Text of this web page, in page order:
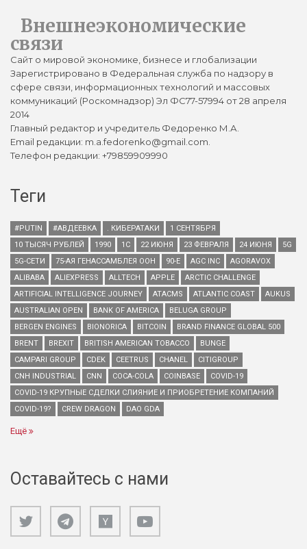
Внешнеэкономические
связи
Сайт о мировой экономике, бизнесе и глобализации
Зарегистрировано в Федеральная служба по надзору в
сфере связи, информационных технологий и массовых
коммуникаций (Роскомнадзор) Эл ФС77-57994 от 28 апреля
2014
Главный редактор и учредитель Федоренко М.А.
Email редакции: m.a.fedorenko@gmail.com.
Телефон редакции: +79859909990
Теги
#PUTIN #АВДЕЕВКА . КИБЕРАТАКИ
1 СЕНТЯБРЯ
10 ТЫСЯЧ РУБЛЕЙ
1990 1С 22 ИЮНЯ 23 ФЕВРАЛЯ 24 ИЮНЯ
5G
5G-СЕТИ
75-АЯ ГЕНАССАМБЛЕЯ ООН 90-Е AGC INC
AGORAVOX
ALIBABA
ALIEXPRESS ALLTECH APPLE
ARCTIC CHALLENGE
ARTIFICIAL INTELLIGENCE JOURNEY
ATACMS ATLANTIC COAST
AUKUS
AUSTRALIAN OPEN
BANK OF AMERICA
BELUGA GROUP
BERGEN ENGINES
BIONORICA BITCOIN
BRAND FINANCE GLOBAL 500
BRENT
BREXIT BRITISH AMERICAN TOBACCO
BUNGE
CAMPARI GROUP
CDEK CEETRUS CHANEL
CITIGROUP
CNH INDUSTRIAL
CNN COCA-COLA COINBASE
COVID-19
COVID-19 КРУПНЫЕ СДЕЛКИ СЛИЯНИЕ И ПРИОБРЕТЕНИЕ КОМПАНИЙ
COVID-19?
CREW DRAGON DAO GDA
Ещё
Оставайтесь с нами